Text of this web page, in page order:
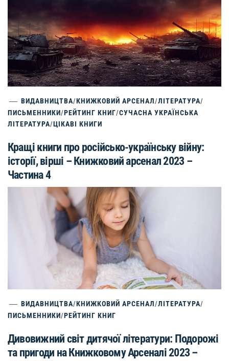
ВИДАВНИЦТВА/КНИЖКОВИЙ АРСЕНАЛ/ЛІТЕРАТУРА/
ПИСЬМЕННИКИ/РЕЙТИНГ КНИГ/СУЧАСНА УКРАЇНСЬКА
ЛІТЕРАТУРА/ЦІКАВІ КНИГИ
Кращі книги про російсько-українську війну:
історії, вірші – Книжковий арсенал 2023 –
Частина 4
ВИДАВНИЦТВА/КНИЖКОВИЙ АРСЕНАЛ/ЛІТЕРАТУРА/
ПИСЬМЕННИКИ/РЕЙТИНГ КНИГ
Дивовижний світ дитячої літератури: Подорожі
та пригоди на Книжковому Арсеналі 2023 –